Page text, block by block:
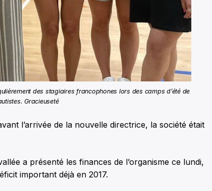
des stagiaires francophones lors des camps d’été de
Gracieuseté
l’arrivée de la nouvelle directrice, la société était
a présenté les finances de l’organisme ce lundi,
important déjà en 2017.